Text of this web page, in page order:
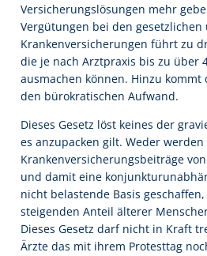
Versicherungslösungen mehr
Vergütungen bei den
Krankenversicherungen führt zu
die je nach Arztpraxis bis zu über
ausmachen können. Hinzu kommt
den bürokratischen Aufwand.
Dieses Gesetz löst keines der
es anzupacken gilt. Weder werden
Krankenversicherungsbeiträge
und damit eine
nicht belastende Basis
steigenden Anteil älterer
Dieses Gesetz darf nicht in Kraft
Ärzte das mit ihrem Protesttag